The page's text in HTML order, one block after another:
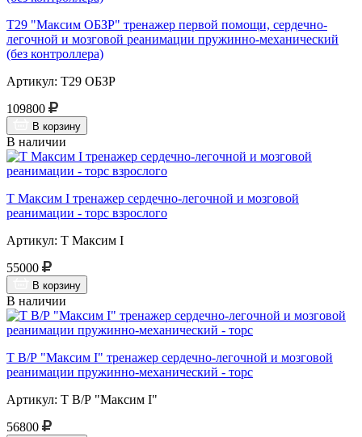
Т29 "Максим ОБЗР" тренажер первой помощи, сердечно-
легочной и мозговой реанимации пружинно-механический
(без контроллера)
Артикул: Т29 ОБЗР
109800
В корзину
В наличии
Т Максим I тренажер сердечно-легочной и мозговой
реанимации - торс взрослого
Артикул: Т Максим I
55000
В корзину
В наличии
Т В/Р "Максим I" тренажер сердечно-легочной и мозговой
реанимации пружинно-механический - торс
Артикул: Т В/Р "Максим I"
56800